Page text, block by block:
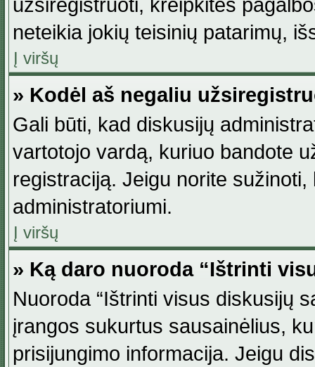
užsiregistruoti, kreipkitės
neteikia jokių teisinių patarimų,
Į viršų
» Kodėl aš negaliu
Gali būti, kad diskusijų
vartotojo vardą, kuriuo bandote
registraciją. Jeigu norite
administratoriumi.
Į viršų
» Ką daro nuoroda “Ištrinti
Nuoroda “Ištrinti visus diskusijų
įrangos sukurtus sausainėlius,
prisijungimo informacija. Jeigu